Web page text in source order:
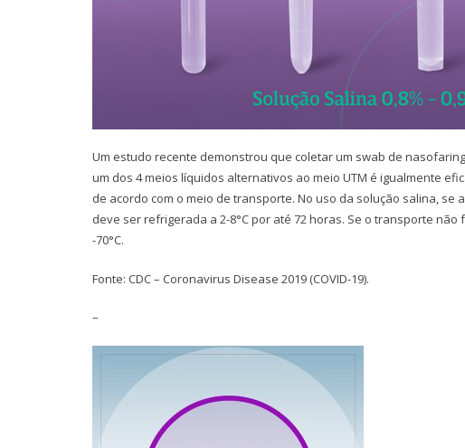
Um estudo recente demonstrou que coletar um swab de
um dos 4 meios líquidos alternativos ao meio UTM é igualmente
de acordo com o meio de transporte. No uso da solução salina,
deve ser refrigerada a 2-8°C por até 72 horas. Se o transporte
-70°C.
Fonte: CDC – Coronavirus Disease 2019 (COVID-19).
–